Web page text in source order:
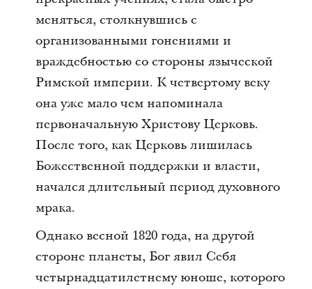
меняться, столкнувшись с
организованными гонениями и
враждебностью со стороны языческой
Римской империи. К четвертому веку
она уже мало чем напоминала
первоначальную Христову Церковь.
После того, как Церковь лишилась
Божественной поддержки и власти,
начался длительный период духовного
мрака.
Однако весной 1820 года, на другой
стороне планеты, Бог явил Себя
четырнадцатилетнему юноше, которого